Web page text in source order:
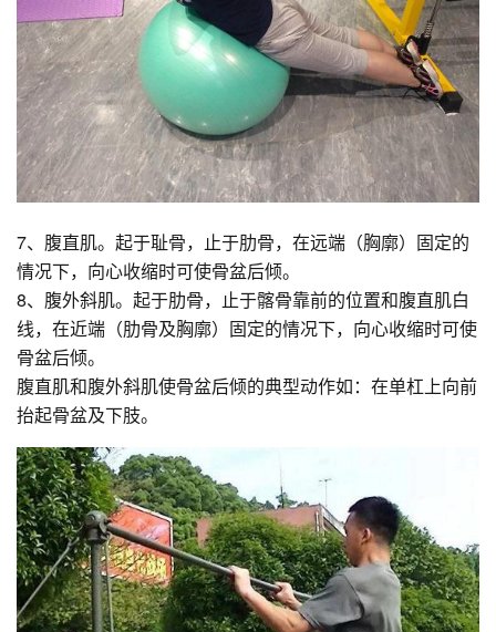
7、腹直肌。起于耻骨，止于肋骨，在远端（胸廓）固定的
情况下，向心收缩时可使骨盆后倾。
8、腹外斜肌。起于肋骨，止于髂骨靠前的位置和腹直肌白
线，在近端（肋骨及胸廓）固定的情况下，向心收缩时可使
骨盆后倾。
腹直肌和腹外斜肌使骨盆后倾的典型动作如：在单杠上向前
抬起骨盆及下肢。